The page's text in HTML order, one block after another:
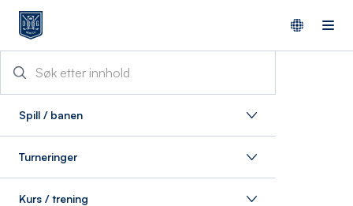
Spill / banen
Turneringer
Kurs / trening
Smakebit på Hero-
utfordringene